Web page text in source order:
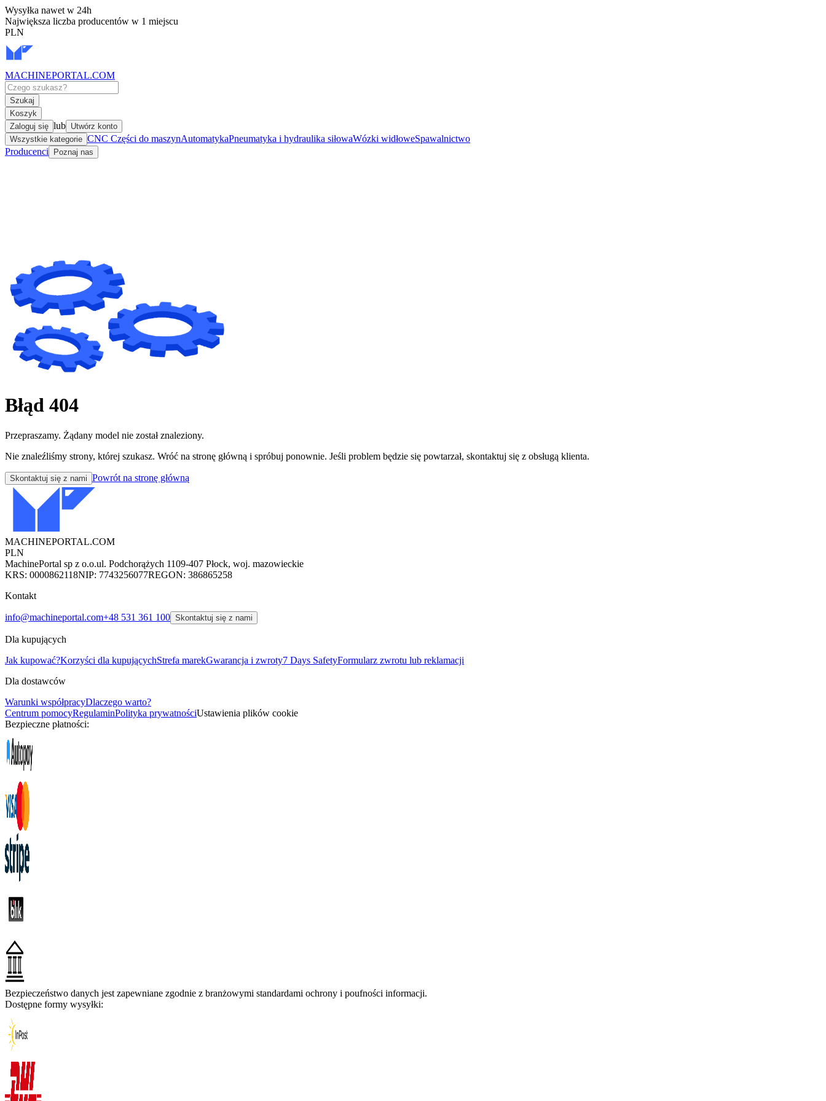
Wysyłka nawet w 24h
Największa liczba producentów w 1 miejscu
PLN
MACHINEPORTAL.COM
Szukaj
Koszyk
Zaloguj się lub Utwórz konto
Wszystkie kategorie CNC Części do maszynAutomatykaPneumatyka i hydraulika siłowaWózki widłoweSpawalnictwo
Producenci
Poznaj nas
Błąd 404
Przepraszamy. Żądany model nie został znaleziony.
Nie znaleźliśmy strony, której szukasz. Wróć na stronę główną i spróbuj ponownie. Jeśli problem będzie się powtarzał, skontaktuj się z obsługą klienta.
Skontaktuj się z nami Powrót na stronę główną
MACHINEPORTAL.COM
PLN
MachinePortal sp z o.o.ul. Podchorążych 1109-407 Płock, woj. mazowieckie
KRS: 0000862118NIP: 7743256077REGON: 386865258
Kontakt
info@machineportal.com+48 531 361 100 Skontaktuj się z nami
Dla kupujących
Jak kupować?Korzyści dla kupującychStrefa marekGwarancja i zwroty7 Days SafetyFormularz zwrotu lub reklamacji
Dla dostawców
Warunki współpracyDlaczego warto?
Centrum pomocyRegulaminPolityka prywatnościUstawienia plików cookie
Bezpieczne płatności:
Bezpieczeństwo danych jest zapewniane zgodnie z branżowymi standardami ochrony i poufności informacji.
Dostępne formy wysyłki: